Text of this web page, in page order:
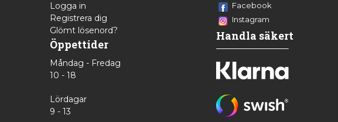
Logga in
Registrera dig
Glömt lösenord?
Öppettider
Måndag - Fredag
10 - 18
Lördagar
9 - 13
Facebook
Instagram
Handla säkert